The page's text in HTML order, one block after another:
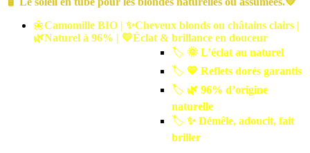
🌼Camomille BIO | ✨Cheveux blonds ou châtains clairs |
🌿Naturel à 96% | 💛Éclat & brillance en douceur
🏷️ 🌞 L’éclat au naturel
🏷️ 💛 Reflets dorés garantis
🏷️ 🌿 96% d’origine
naturelle
🏷️ ✨ Démêle, adoucit, fait
briller